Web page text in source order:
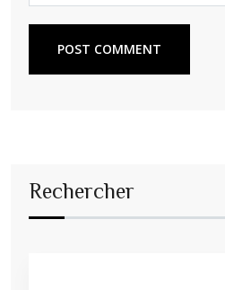
POST COMMENT
Rechercher